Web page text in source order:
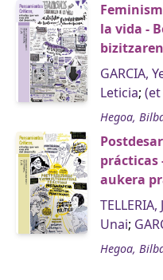
la vida -
GARCIA,
Leticia; (et
Hegoa,
prácticas
aukera
TELLERIA,
Unai;
Hegoa,